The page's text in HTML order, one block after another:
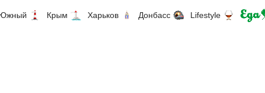
Крым Харьков Донбасс Lifestyle